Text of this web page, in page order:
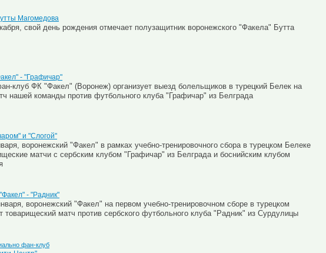
Магомедова
свой день рождения отмечает полузащитник воронежского "Факела" Бутта
- "Графичар"
клуб ФК "Факел" (Воронеж) организует выезд болельщиков в турецкий Белек на
нашей команды против футбольного клуба "Графичар" из Белграда
и "Слогой"
воронежский "Факел" в рамках учебно-тренировочного сбора в турецком Белеке
матчи с сербским клубом "Графичар" из Белграда и боснийским клубом
- "Радник"
воронежский "Факел" на первом учебно-тренировочном сборе в турецком
товарищеский матч против сербского футбольного клуба "Радник" из Сурдулицы
фан-клуб